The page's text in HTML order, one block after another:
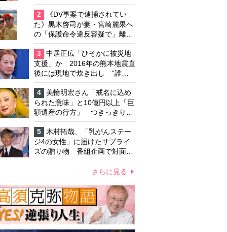
逮捕で始まる「夫婦の闘争」
2
《DV事案で逮捕されてい
た》黒木啓司が妻・宮崎麗果へ
の「保護命令違反容疑で」離婚
協議は「第二ステージ」へ
3
中居正広「ひそかに被災地
支援」か 2016年の熊本地震直
後には現地で炊き出し “誰に
も知られなくて良い”と、むし
ろ強まる福祉活動への思い
4
美輪明宏さん「戒名に込め
られた意味」と10億円以上「巨
額遺産の行方」 つきっきりで
私生活をサポートしていた元俳
優が相続か
5
木村拓哉、「乳がんステー
ジ4の女性」に届けたサプライ
ズの贈り物 番組企画で対面し
心遣いに「うれしくて号泣しま
さらに見る